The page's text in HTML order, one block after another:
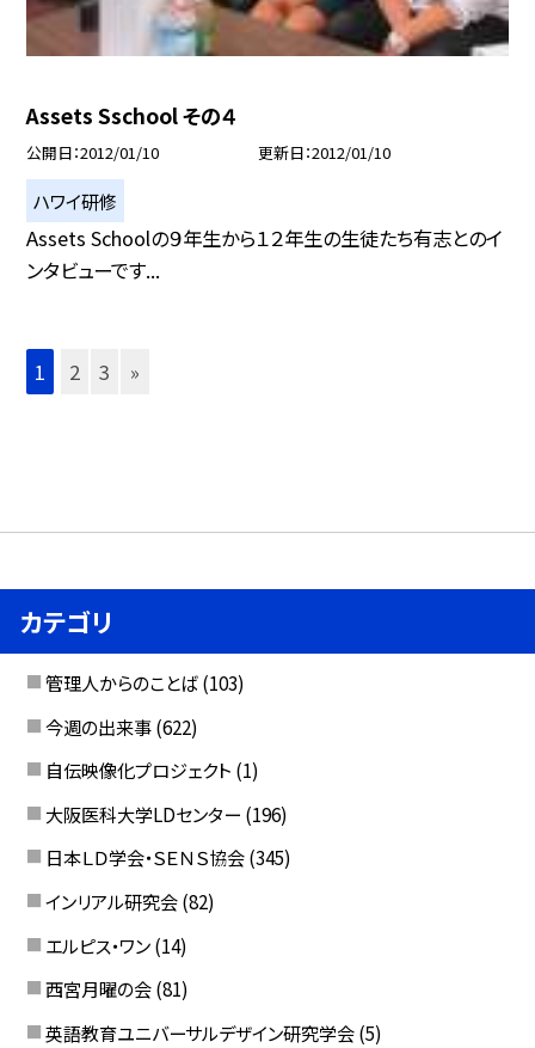
Assets Sschool その４
公開日 2012/01/10 更新日 2012/01/10
ハワイ研修
Assets Schoolの９年生から１２年生の生徒たち有志とのイ
ンタビューです...
1 2 3 »
カテゴリ
管理人からのことば (103)
今週の出来事 (622)
自伝映像化プロジェクト (1)
大阪医科大学LDセンター (196)
日本ＬＤ学会・ＳＥＮＳ協会 (345)
インリアル研究会 (82)
エルピス・ワン (14)
西宮月曜の会 (81)
英語教育ユニバーサルデザイン研究学会 (5)